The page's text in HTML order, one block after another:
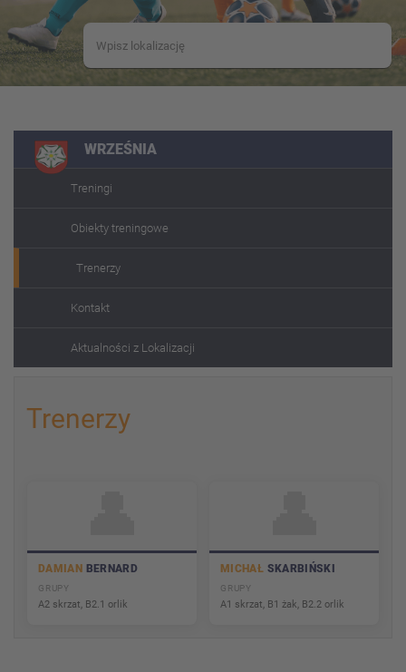
WRZEŚNIA
Treningi
Obiekty treningowe
Trenerzy
Kontakt
Aktualności z Lokalizacji
Trenerzy
DAMIAN BERNARD
GRUPY
A2 skrzat, B2.1 orlik
MICHAŁ SKARBIŃSKI
GRUPY
A1 skrzat, B1 żak, B2.2 orlik